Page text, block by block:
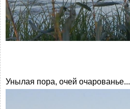
Унылая пора, очей очарованье...